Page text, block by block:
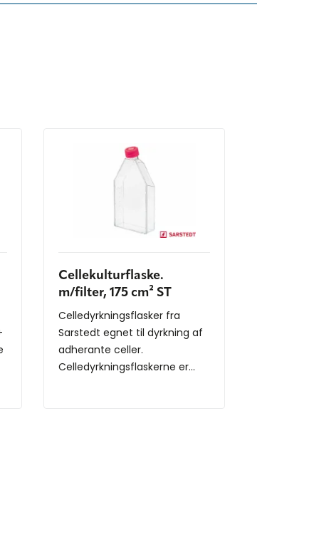
Cellekulturflaske.
m/filter, 175 cm² ST
Celledyrkningsflasker fra
Sarstedt egnet til dyrkning af
adherante celler.
Celledyrkningsflaskerne er...